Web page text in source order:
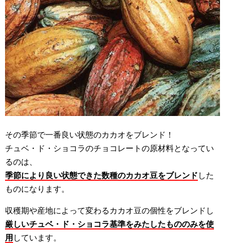
その季節で一番良い状態のカカオをブレンド！
チュベ・ド・ショコラのチョコレートの原材料となってい
るのは、
季節により良い状態できた数種のカカオ豆をブレンド した
ものになります。
収穫期や産地によって変わるカカオ豆の個性をブレンドし
厳しいチュベ・ド・ショコラ基準をみたしたもののみを使
用 しています。